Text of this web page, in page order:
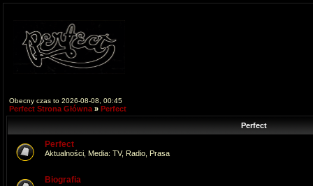
Obecny czas to 2026-08-08, 00:45
Perfect Strona Główna » Perfect
Perfect
Perfect
Aktualności, Media: TV, Radio, Prasa
Biografia